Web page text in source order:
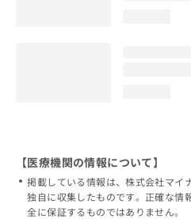
【医療機関の情報について】
掲載している情報は、株式会社マイ
独自に収集したものです。正確な情
全に保証するものではありません。